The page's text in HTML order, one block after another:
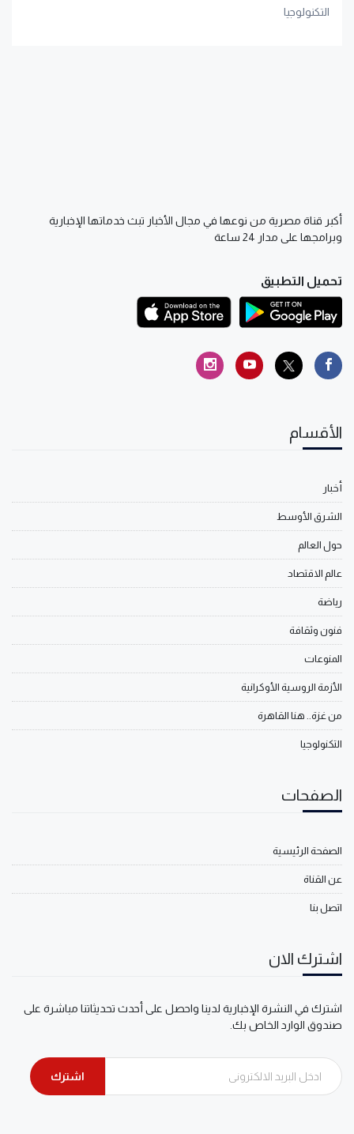
التكنولوجيا
أكبر قناة مصرية من نوعها في مجال الأخبار تبث خدماتها الإخبارية
وبرامجها على مدار 24 ساعة
تحميل التطبيق
الأقسام
أخبار
الشرق الأوسط
حول العالم
عالم الاقتصاد
رياضة
فنون وثقافة
المنوعات
الأزمة الروسية الأوكرانية
من غزة.. هنا القاهرة
التكنولوجيا
الصفحات
الصفحة الرئيسية
عن القناة
اتصل بنا
اشترك الان
اشترك في النشرة الإخبارية لدينا واحصل على أحدث تحديثاتنا مباشرة على
صندوق الوارد الخاص بك.
اشترك